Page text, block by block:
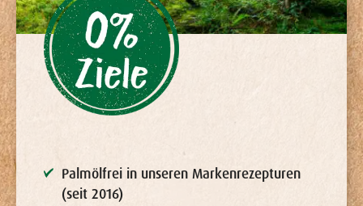
Palmölfrei in unseren Markenrezepturen
(seit 2016)